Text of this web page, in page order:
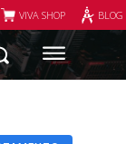
VIVA SHOP